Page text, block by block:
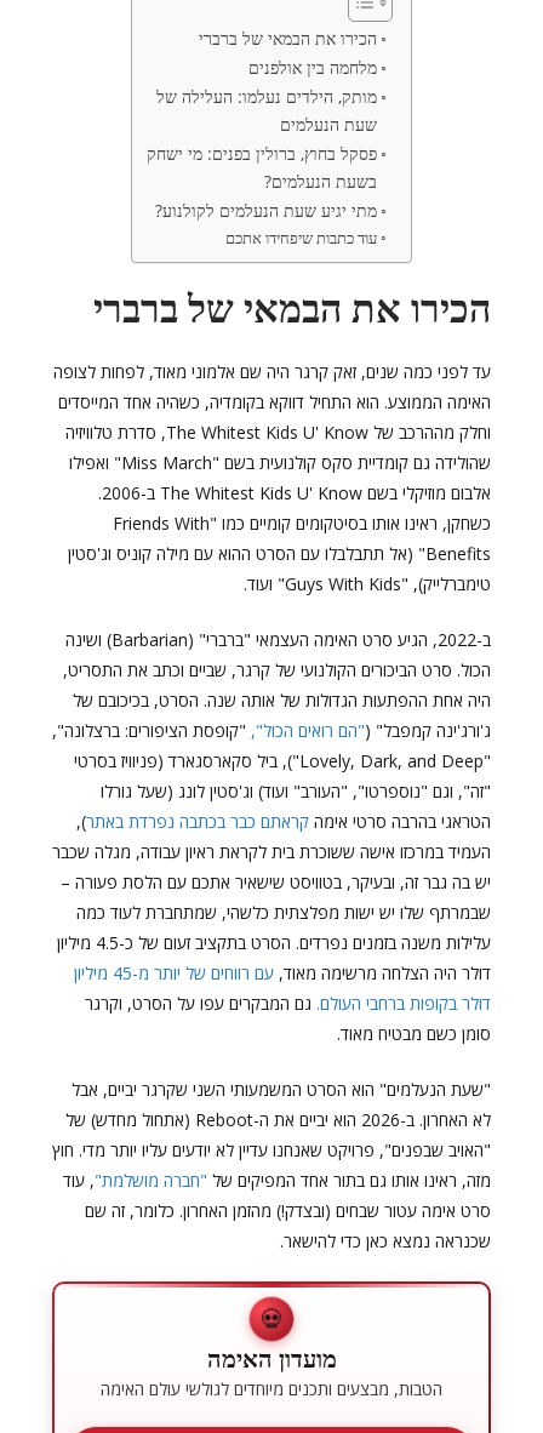
הכירו את הבמאי של ברברי
מלחמה בין אולפנים
מותק, הילדים נעלמו: העלילה של
שעת הנעלמים
פסקל בחוץ, ברולין בפנים: מי ישחק
בשעת הנעלמים?
מתי יגיע שעת הנעלמים לקולנוע?
עוד כתבות שיפחידו אתכם
הכירו את הבמאי של ברברי
עד לפני כמה שנים, זאק קרגר היה שם אלמוני מאוד, לפחות לצופה
האימה הממוצע. הוא התחיל דווקא בקומדיה, כשהיה אחד המייסדים
וחלק מההרכב של The Whitest Kids U' Know, סדרת טלוויזיה
שהולידה גם קומדיית סקס קולנועית בשם "Miss March" ואפילו
אלבום מוזיקלי בשם The Whitest Kids U' Know ב-2006.
כשחקן, ראינו אותו בסיטקומים קומיים כמו "Friends With
Benefits" (אל תתבלבלו עם הסרט ההוא עם מילה קוניס וג'סטין
טימברלייק), "Guys With Kids" ועוד.
ב-2022, הגיע סרט האימה העצמאי "ברברי" (Barbarian) ושינה
הכול. סרט הביכורים הקולנועי של קרגר, שביים וכתב את התסריט,
היה אחת ההפתעות הגדולות של אותה שנה. הסרט, בכיכובם של
ג'ורג'ינה קמפבל" ("הם רואים הכול", "קופסת הציפורים: ברצלונה",
"Lovely, Dark, and Deep"), ביל סקארסגארד (פניוויז בסרטי
"זה", וגם "נוספרטו", "העורב" ועוד) וג'סטין לונג (שעל גורלו
הטראגי בהרבה סרטי אימה קראתם כבר בכתבה נפרדת באתר),
העמיד במרכזו אישה ששוכרת בית לקראת ראיון עבודה, מגלה שכבר
יש בה גבר זה, ובעיקר, בטוויסט שישאיר אתכם עם הלסת פעורה –
שבמרתף שלו יש ישות מפלצתית כלשהי, שמתחברת לעוד כמה
עלילות משנה בזמנים נפרדים. הסרט בתקציב זעום של כ-4.5 מיליון
דולר היה הצלחה מרשימה מאוד,
עם רווחים של יותר מ-45 מיליון
דולר בקופות ברחבי העולם. גם המבקרים עפו על הסרט, וקרגר
סומן כשם מבטיח מאוד.
"שעת הנעלמים" הוא הסרט המשמעותי השני שקרגר יביים, אבל
לא האחרון. ב-2026 הוא יביים את ה-Reboot (אתחול מחדש) של
"האויב שבפנים", פרויקט שאנחנו עדיין לא יודעים עליו יותר מדי. חוץ
מזה, ראינו אותו גם בתור אחד המפיקים של "חברה מושלמת", עוד
סרט אימה עטור שבחים (ובצדק!) מהזמן האחרון. כלומר, זה שם
שכנראה נמצא כאן כדי להישאר.
💀
מועדון האימה
הטבות, מבצעים ותכנים מיוחדים לגולשי עולם האימה